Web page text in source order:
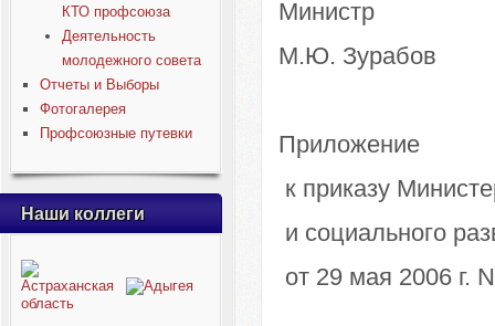
КТО профсоюза
Деятельность
молодежного совета
Отчеты и Выборы
Фотогалерея
Профсоюзные путевки
Наши коллеги
Министр
М.Ю. Зурабов
Приложение
к приказу
и социального
от 29 мая 2006 г.